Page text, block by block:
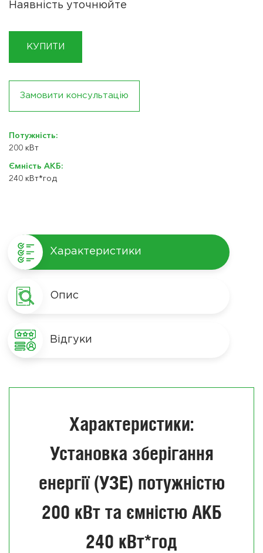
Наявність уточнюйте
КУПИТИ
Замовити консультацію
Потужність:
200 кВт
Ємність АКБ:
240 кВт*год
Характеристики
Опис
Відгуки
Характеристики:
Установка зберігання
енергії (УЗЕ) потужністю
200 кВт та ємністю АКБ
240 кВт*год